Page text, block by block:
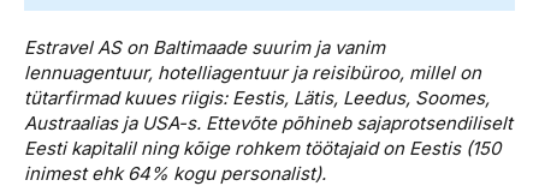
Estravel AS on Baltimaade suurim ja vanim
lennuagentuur, hotelliagentuur ja reisibüroo, millel on
tütarfirmad kuues riigis: Eestis, Lätis, Leedus, Soomes,
Austraalias ja USA-s. Ettevõte põhineb sajaprotsendiliselt
Eesti kapitalil ning kõige rohkem töötajaid on Eestis (150
inimest ehk 64% kogu personalist).